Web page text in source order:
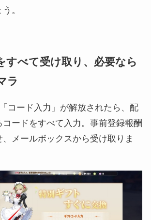
。
すべて受け取り、必要なら
ラ
コード入力」が解放されたら、配
ードをすべて入力。事前登録報酬
メールボックスから受け取りま